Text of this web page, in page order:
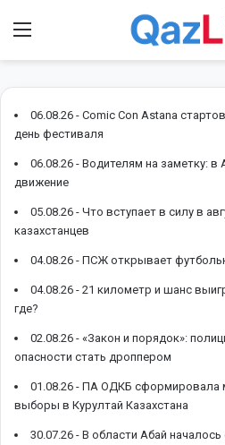
06.08.26 - Comic Con Astana
день фестиваля
06.08.26 - Водителям на заметку: в
движение
05.08.26 - Что вступает в силу в
казахстанцев
04.08.26 - ПСЖ открывает
04.08.26 - 21 километр и шанс
где?
02.08.26 - «Закон и порядок»:
опасности стать дроппером
01.08.26 - ПА ОДКБ сформировала
выборы в Курултай Казахстана
30.07.26 - В области Абай началось